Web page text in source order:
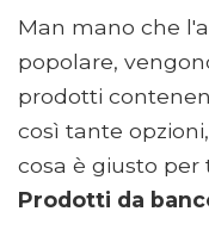
Man mano che
popolare,
prodotti
così tante
cosa è giusto per
Prodotti da